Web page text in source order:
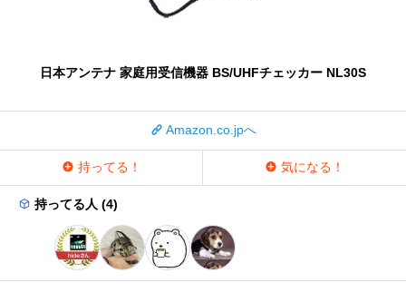
日本アンテナ 家庭用受信機器 BS/UHFチェッカー NL30S
Amazon.co.jpへ
持ってる！ 気になる！
持ってる人 (4)